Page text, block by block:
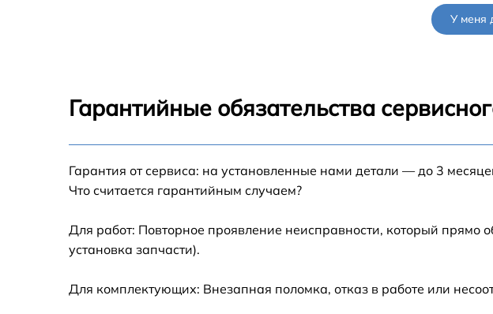
У меня
Гарантийные обязательства
Гарантия от сервиса: на установленные нами детали — до 3
Что считается гарантийным случаем?
Для работ: Повторное проявление неисправности, который прямо
установка запчасти).
Для комплектующих: Внезапная поломка, отказ в работе или